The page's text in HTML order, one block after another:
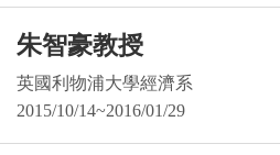
朱智豪教授
英國利物浦大學經濟系
2015/10/14~2016/01/29